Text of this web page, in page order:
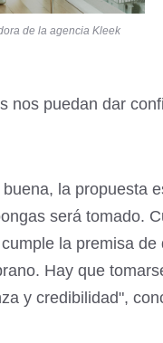
de la agencia Kleek
nos puedan dar
la propuesta
será tomado.
la premisa
Hay que
y credibilidad",